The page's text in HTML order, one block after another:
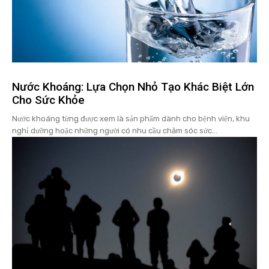
Nước Khoáng: Lựa Chọn Nhỏ Tạo Khác Biệt Lớn
Cho Sức Khỏe
Nước khoáng từng được xem là sản phẩm dành cho bệnh viện, khu
nghỉ dưỡng hoặc những người có nhu cầu chăm sóc sức...